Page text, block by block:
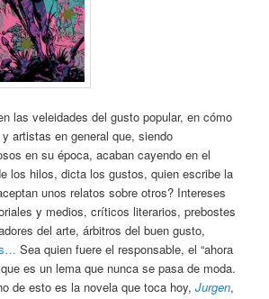
las veleidades del gusto popular, en cómo
artistas en general que, siendo
en su época, acaban cayendo en el
los hilos, dicta los gustos, quien escribe la
unos relatos sobre otros? Intereses
y medios, críticos literarios, prebostes
del arte, árbitros del buen gusto,
Sea quien fuere el responsable, el “ahora
es un lema que nunca se pasa de moda.
de esto es la novela que toca hoy,Jurgen,